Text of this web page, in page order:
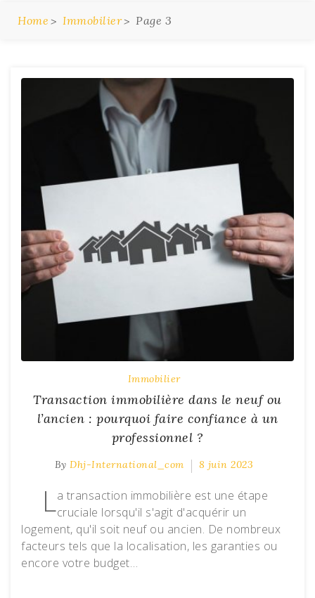
Home Immobilier Page 3
Immobilier
Transaction immobilière dans le neuf ou
l’ancien : pourquoi faire confiance à un
professionnel ?
ByDhj-International_com 8 juin 2023
La transaction immobilière est une étape
cruciale lorsqu'il s'agit d'acquérir un
logement, qu'il soit neuf ou ancien. De nombreux
facteurs tels que la localisation, les garanties ou
encore votre budget…